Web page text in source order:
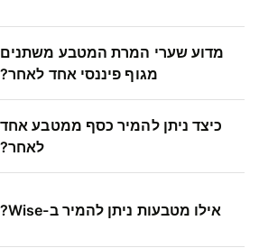
מדוע שערי המרת המטבע משתנים
מגוף פיננסי אחד לאחר?
כיצד ניתן להמיר כסף ממטבע אחד
לאחר?
אילו מטבעות ניתן להמיר ב-Wise?